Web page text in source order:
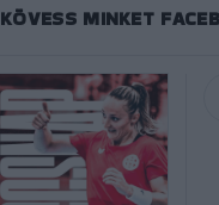
KÖVESS MINKET